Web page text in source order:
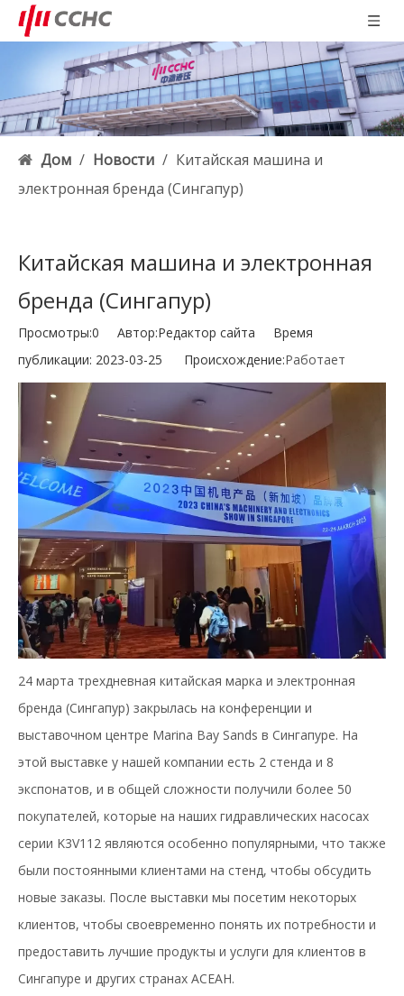
Дом / Новости / Китайская машина и
электронная бренда (Сингапур)
Китайская машина и электронная
бренда (Сингапур)
Просмотры:0 Автор:Pедактор сайта Время
публикации: 2023-03-25 Происхождение:Работает
24 марта трехдневная китайская марка и электронная
бренда (Сингапур) закрылась на конференции и
выставочном центре Marina Bay Sands в Сингапуре. На
этой выставке у нашей компании есть 2 стенда и 8
экспонатов, и в общей сложности получили более 50
покупателей, которые на наших гидравлических насосах
серии K3V112 являются особенно популярными, что также
были постоянными клиентами на стенд, чтобы обсудить
новые заказы. После выставки мы посетим некоторых
клиентов, чтобы своевременно понять их потребности и
предоставить лучшие продукты и услуги для клиентов в
Сингапуре и других странах АСЕАН.